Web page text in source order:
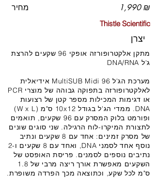
מחיר 1,990 ₪
Thistle Scientific
יצרן
מתקן אלקטרופורזה אופקי 96 שקעים להרצת
ג'ל DNA/RNA
מערכת הג'ל MultiSUB Midi 96 אידיאלית
לאלקטרופורזה בתפוקה גבוהה של מוצרי PCR
או דגימות המכילות מספר קטן של רצועות
DNA. ממדי הג'ל בגודל 10x12 ס"מ (W x L)
ופורמט בלוק המסרק עם 96 שקעים, תואמים
לתצורת המיקרו-לוח הרגילה. שני סוגים שונים
של מסרק זמינים: אחד עם 8 שקעים ונתיב
נוסף אחד לסמני DNA, ואחד עם 8 שקעים ו-2
נתיבים נוספים לסמנים. פריסת האופסט של
השקעים מאפשרת אורך ריצה מרבי של 1.8
ס"מ לכל שקע, וכתוצאה מכך הפרדה משופרת.